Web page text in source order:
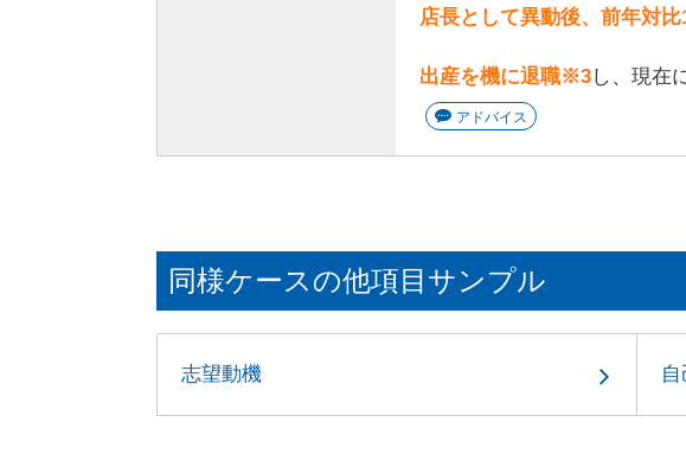
店長として異動後、前年対
出産を機に退職※3し、現在
アドバイス
同様ケースの他項目サンプル
志望動機